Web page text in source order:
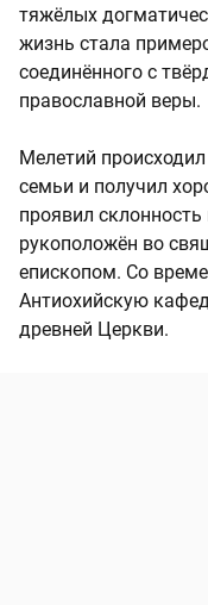
тяжёлых
жизнь стала
соединённого с
православной веры.
Мелетий
семьи и получил
проявил
рукоположён во
епископом. Со
Антиохийскую
древней Церкви.